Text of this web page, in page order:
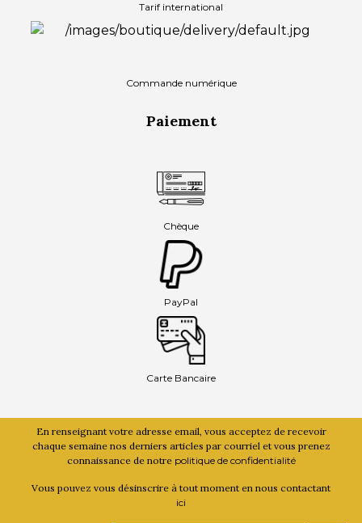
Tarif international
Commande numérique
Paiement
Chèque
PayPal
Carte Bancaire
En renseignant votre adresse email, vous acceptez de recevoir
chaque semaine nos derniers articles par courriel et vous prenez
connaissance de notre politique de confidentialité
Vous pouvez vous désinscrire à tout moment en nous contactant
ici